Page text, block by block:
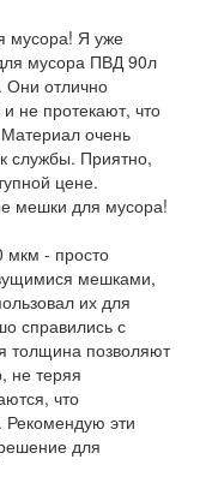
мусора! Я уже
мусора ПВД 90л
Они отлично
не протекают, что
очень
службы. Приятно,
цене.
мешки для мусора!
мкм - просто
мешками,
их для
справились с
толщина позволяют
не теряя
что
Рекомендую эти
для